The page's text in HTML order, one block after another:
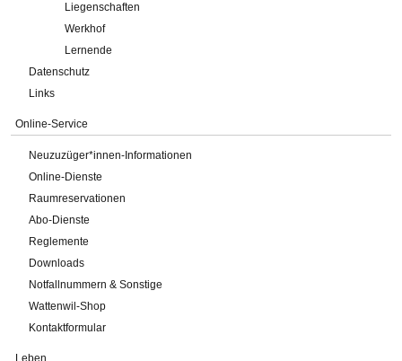
Liegenschaften
Werkhof
Lernende
Datenschutz
Links
Online-Service
Neuzuzüger*innen-Informationen
Online-Dienste
Raumreservationen
Abo-Dienste
Reglemente
Downloads
Notfallnummern & Sonstige
Wattenwil-Shop
Kontaktformular
Leben